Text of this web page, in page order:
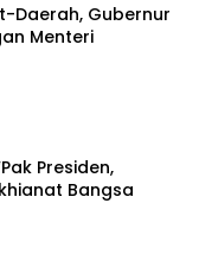
Daerah, Gubernur
Menteri
Presiden,
Bangsa